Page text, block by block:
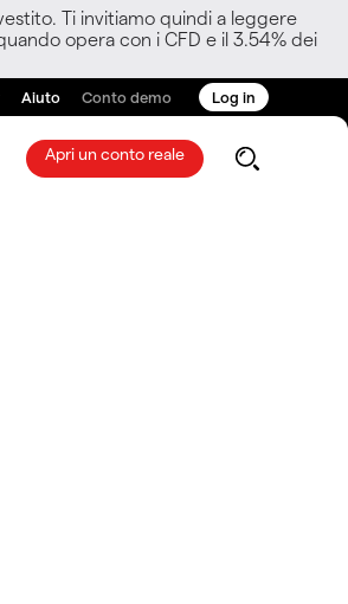
Ti invitiamo quindi a leggere
opera con i CFD e il 3.54% dei
Aiuto Conto demo Log in
Apri un conto reale